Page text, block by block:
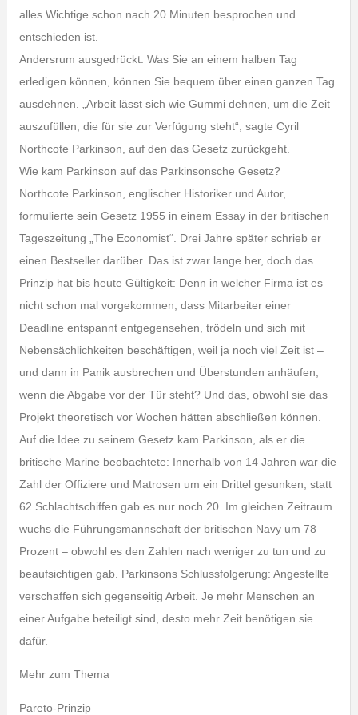
alles Wichtige schon nach 20 Minuten besprochen und
entschieden ist.
Andersrum ausgedrückt: Was Sie an einem halben Tag
erledigen können, können Sie bequem über einen ganzen Tag
ausdehnen. „Arbeit lässt sich wie Gummi dehnen, um die Zeit
auszufüllen, die für sie zur Verfügung steht“, sagte Cyril
Northcote Parkinson, auf den das Gesetz zurückgeht.
Wie kam Parkinson auf das Parkinsonsche Gesetz?
Northcote Parkinson, englischer Historiker und Autor,
formulierte sein Gesetz 1955 in einem Essay in der britischen
Tageszeitung „The Economist“. Drei Jahre später schrieb er
einen Bestseller darüber. Das ist zwar lange her, doch das
Prinzip hat bis heute Gültigkeit: Denn in welcher Firma ist es
nicht schon mal vorgekommen, dass Mitarbeiter einer
Deadline entspannt entgegensehen, trödeln und sich mit
Nebensächlichkeiten beschäftigen, weil ja noch viel Zeit ist –
und dann in Panik ausbrechen und Überstunden anhäufen,
wenn die Abgabe vor der Tür steht? Und das, obwohl sie das
Projekt theoretisch vor Wochen hätten abschließen können.
Auf die Idee zu seinem Gesetz kam Parkinson, als er die
britische Marine beobachtete: Innerhalb von 14 Jahren war die
Zahl der Offiziere und Matrosen um ein Drittel gesunken, statt
62 Schlachtschiffen gab es nur noch 20. Im gleichen Zeitraum
wuchs die Führungsmannschaft der britischen Navy um 78
Prozent – obwohl es den Zahlen nach weniger zu tun und zu
beaufsichtigen gab. Parkinsons Schlussfolgerung: Angestellte
verschaffen sich gegenseitig Arbeit. Je mehr Menschen an
einer Aufgabe beteiligt sind, desto mehr Zeit benötigen sie
dafür.
Mehr zum Thema
Pareto-Prinzip